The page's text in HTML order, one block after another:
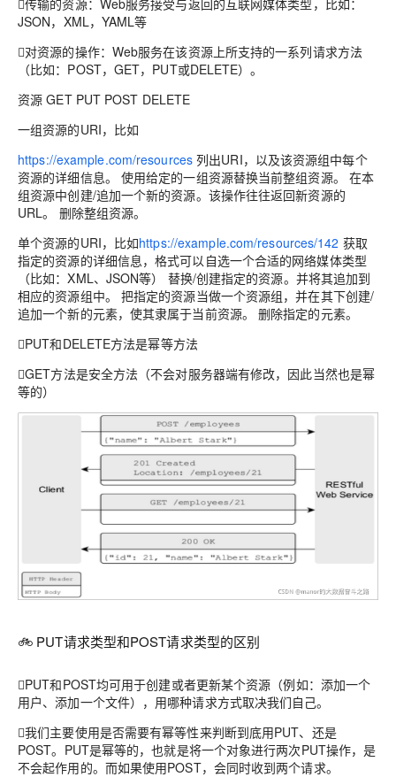
JSON，XML，YAML等
对资源的操作：Web服务在该资源上所支持的一系列请求方法
（比如：POST，GET，PUT或DELETE）。
资源 GET PUT POST DELETE
一组资源的URI，比如
https://example.com/resources 列出URI，以及该资源组中每个
资源的详细信息。 使用给定的一组资源替换当前整组资源。 在本
组资源中创建/追加一个新的资源。该操作往往返回新资源的
URL。 删除整组资源。
单个资源的URI，比如https://example.com/resources/142 获取
指定的资源的详细信息，格式可以自选一个合适的网络媒体类型
（比如：XML、JSON等） 替换/创建指定的资源。并将其追加到
相应的资源组中。 把指定的资源当做一个资源组，并在其下创建/
追加一个新的元素，使其隶属于当前资源。 删除指定的元素。
PUT和DELETE方法是幂等方法
GET方法是安全方法（不会对服务器端有修改，因此当然也是幂
等的）
🚲 PUT请求类型和POST请求类型的区别
PUT和POST均可用于创建或者更新某个资源（例如：添加一个
用户、添加一个文件），用哪种请求方式取决我们自己。
我们主要使用是否需要有幂等性来判断到底用PUT、还是
POST。PUT是幂等的，也就是将一个对象进行两次PUT操作，是
不会起作用的。而如果使用POST，会同时收到两个请求。